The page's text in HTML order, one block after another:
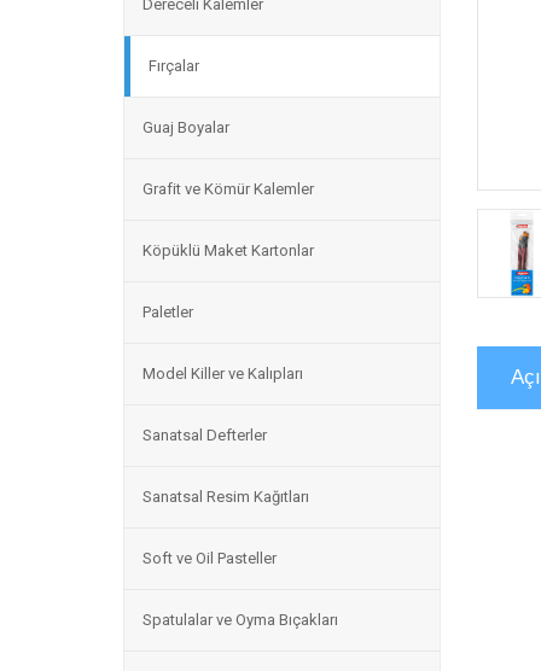
Dereceli Kalemler
Fırçalar
Guaj Boyalar
Grafit ve Kömür Kalemler
Köpüklü Maket Kartonlar
Paletler
Model Killer ve Kalıpları
Sanatsal Defterler
Sanatsal Resim Kağıtları
Soft ve Oil Pasteller
Spatulalar ve Oyma Bıçakları